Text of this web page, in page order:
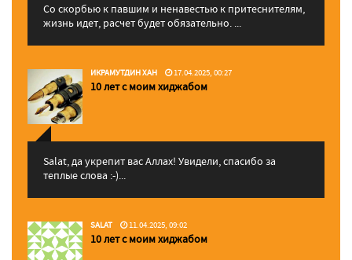
Со скорбью к павшим и ненавестью к притеснителям,
жизнь идет, расчет будет обязательно. ...
ИКРАМУТДИН ХАН 17.04.2025, 00:27
10 лет с моим хиджабом
Salat, да укрепит вас Аллаx! Увидели, спасибо за
теплые слова :-)...
SALAT 11.04.2025, 09:02
10 лет с моим хиджабом